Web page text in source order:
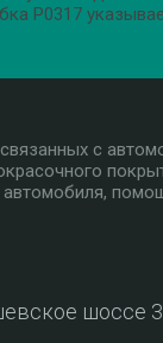
P0317
с
шоссе